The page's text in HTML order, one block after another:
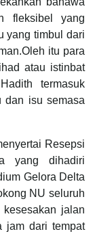
fleksibel yang
yang timbul dari
itu para
atau istinbat
termasuk
dan isu semasa
Resepsi
yang dihadiri
Gelora Delta
NU seluruh
kesesakan jalan
jam dari tempat